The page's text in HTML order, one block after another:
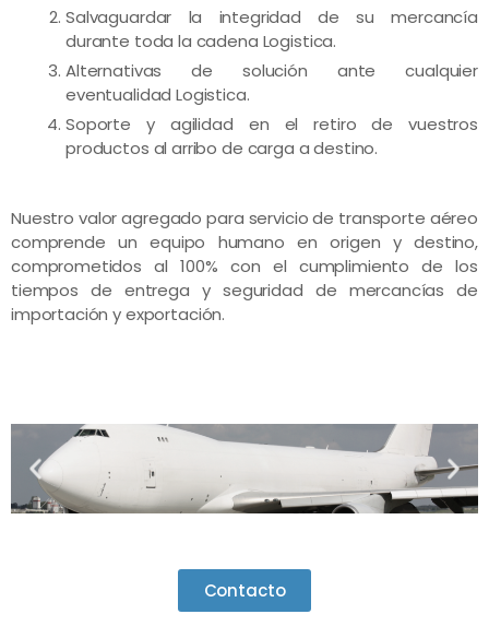
Salvaguardar la integridad de su mercancía
durante toda la cadena Logistica.
Alternativas de solución ante cualquier
eventualidad Logistica.
Soporte y agilidad en el retiro de vuestros
productos al arribo de carga a destino.
Nuestro valor agregado para servicio de transporte aéreo
comprende un equipo humano en origen y destino,
comprometidos al 100% con el cumplimiento de los
tiempos de entrega y seguridad de mercancías de
importación y exportación.
Contacto